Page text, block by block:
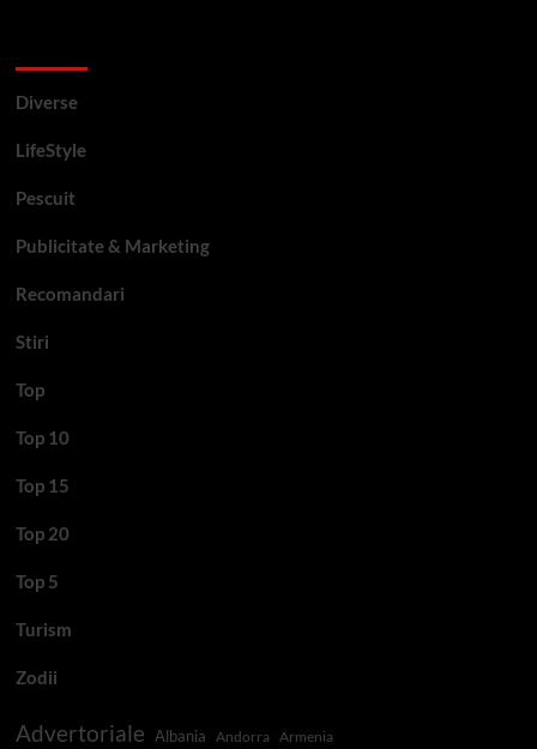
Diverse
LifeStyle
Pescuit
Publicitate & Marketing
Recomandari
Stiri
Top
Top 10
Top 15
Top 20
Top 5
Turism
Zodii
Advertoriale Albania Andorra Armenia